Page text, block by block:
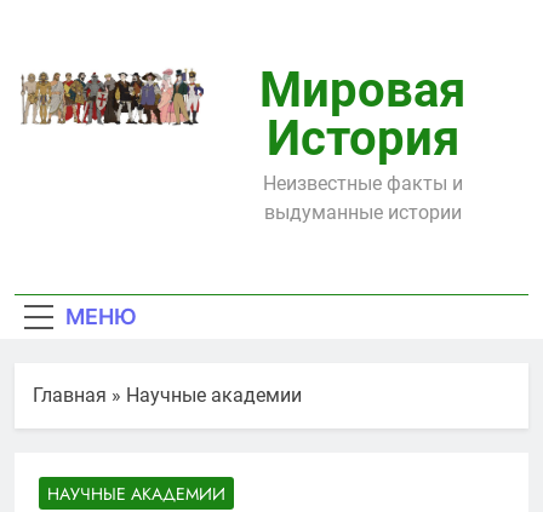
содержимому
Мировая
История
Неизвестные факты и
выдуманные истории
МЕНЮ
Главная » Научные академии
НАУЧНЫЕ АКАДЕМИИ